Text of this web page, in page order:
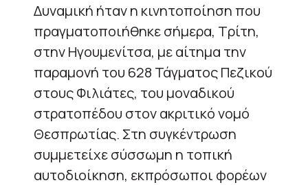
Δυναμική ήταν η κινητοποίηση που
πραγματοποιήθηκε σήμερα, Τρίτη,
στην Ηγουμενίτσα, με αίτημα την
παραμονή του 628 Τάγματος Πεζικού
στους Φιλιάτες, του μοναδικού
στρατοπέδου στον ακριτικό νομό
Θεσπρωτίας. Στη συγκέντρωση
συμμετείχε σύσσωμη η τοπική
αυτοδιοίκηση, εκπρόσωποι φορέων